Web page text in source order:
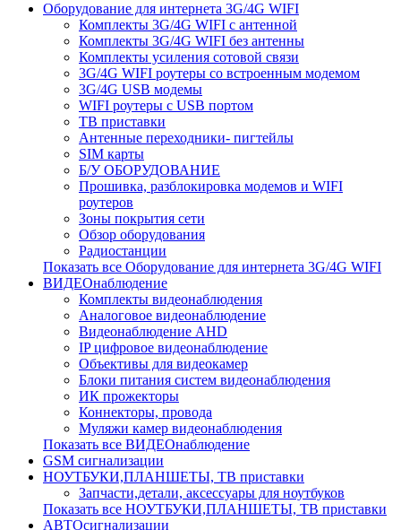
Оборудование для интернета 3G/4G WIFI
Комплекты 3G/4G WIFI с антенной
Комплекты 3G/4G WIFI без антенны
Комплекты усиления сотовой связи
3G/4G WIFI роутеры со встроенным модемом
3G/4G USB модемы
WIFI роутеры с USB портом
ТВ приставки
Антенные переходники- пигтейлы
SIM карты
Б/У ОБОРУДОВАНИЕ
Прошивка, разблокировка модемов и WIFI
роутеров
Зоны покрытия сети
Обзор оборудования
Радиостанции
Показать все Оборудование для интернета 3G/4G WIFI
ВИДЕОнаблюдение
Комплекты видеонаблюдения
Аналоговое видеонаблюдение
Видеонаблюдение AHD
IP цифровое видеонаблюдение
Объективы для видеокамер
Блоки питания систем видеонаблюдения
ИК прожекторы
Коннекторы, провода
Муляжи камер видеонаблюдения
Показать все ВИДЕОнаблюдение
GSM сигнализации
НОУТБУКИ,ПЛАНШЕТЫ, ТВ приставки
Запчасти,детали, аксессуары для ноутбуков
Показать все НОУТБУКИ,ПЛАНШЕТЫ, ТВ приставки
АВТОсигнализации